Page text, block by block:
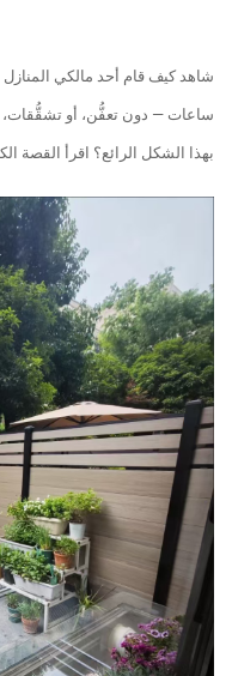
ساعات — دون تعفُّن، أو تشقُّقات،
بهذا الشكل الرائع؟ اقرأ القصة